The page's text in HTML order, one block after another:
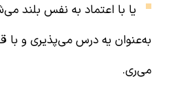
یا با اعتماد به نفس بلند
به‌عنوان یه درس می‌پذیری و با
می‌ری.